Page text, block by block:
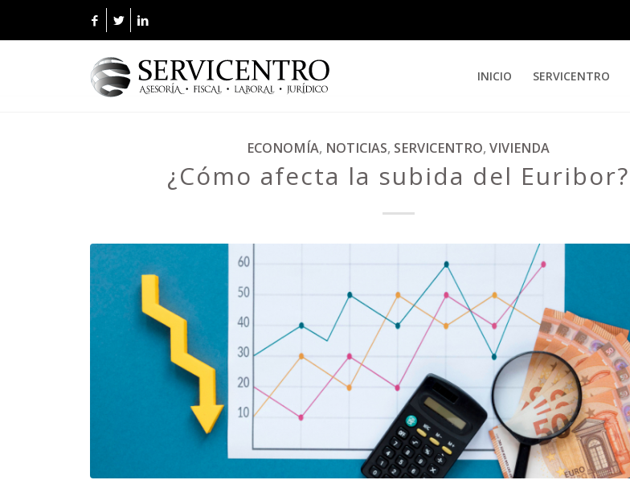
INICIO SERVICENTRO
ECONOMÍA, NOTICIAS, SERVICENTRO,VIVIENDA
¿Cómo afecta la subida del Euribor?